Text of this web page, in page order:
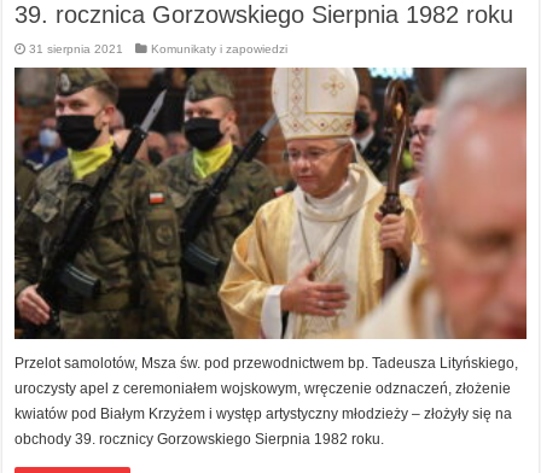
39. rocznica Gorzowskiego Sierpnia 1982 roku
31 sierpnia 2021 Komunikaty i zapowiedzi
​Przelot samolotów, Msza św. pod przewodnictwem bp. Tadeusza Lityńskiego,
uroczysty apel z ceremoniałem wojskowym, wręczenie odznaczeń, złożenie
kwiatów pod Białym Krzyżem i występ artystyczny młodzieży – złożyły się na
obchody 39. rocznicy Gorzowskiego Sierpnia 1982 roku.